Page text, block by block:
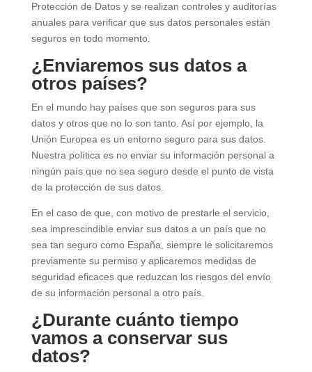
Protección de Datos y se realizan controles y auditorías
anuales para verificar que sus datos personales están
seguros en todo momento.
¿Enviaremos sus datos a
otros países?
En el mundo hay países que son seguros para sus
datos y otros que no lo son tanto. Así por ejemplo, la
Unión Europea es un entorno seguro para sus datos.
Nuestra política es no enviar su información personal a
ningún país que no sea seguro desde el punto de vista
de la protección de sus datos.
En el caso de que, con motivo de prestarle el servicio,
sea imprescindible enviar sus datos a un país que no
sea tan seguro como España, siempre le solicitaremos
previamente su permiso y aplicaremos medidas de
seguridad eficaces que reduzcan los riesgos del envío
de su información personal a otro país.
¿Durante cuánto tiempo
vamos a conservar sus
datos?